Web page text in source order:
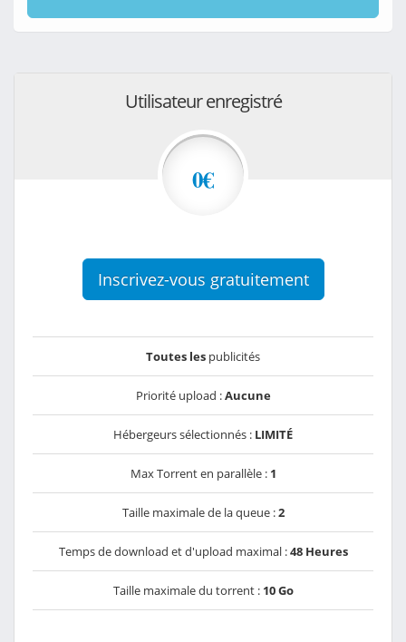
Utilisateur enregistré
0€
Inscrivez-vous gratuitement
Toutes les publicités
Priorité upload :Aucune
Hébergeurs sélectionnés : LIMITÉ
Max Torrent en parallèle : 1
Taille maximale de la queue :2
Temps de download et d'upload maximal :48 Heures
Taille maximale du torrent : 10 Go